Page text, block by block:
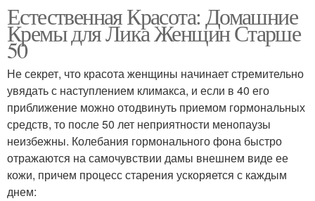
Естественная Красота: Домашние
Кремы для Лика Женщин Старше
50
Не секрет, что красота женщины начинает стремительно
увядать с наступлением климакса, и если в 40 его
приближение можно отодвинуть приемом гормональных
средств, то после 50 лет неприятности менопаузы
неизбежны. Колебания гормонального фона быстро
отражаются на самочувствии дамы внешнем виде ее
кожи, причем процесс старения ускоряется с каждым
днем: